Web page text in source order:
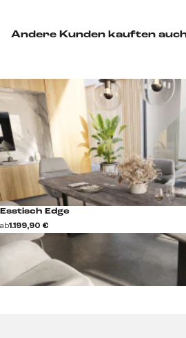
Andere Kunden kauften
Esstisch Edge
ab1.199,90 €